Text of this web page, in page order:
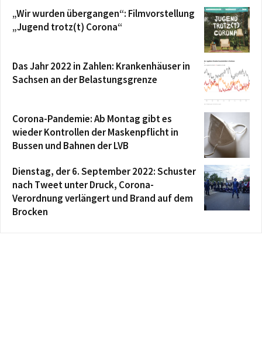
„Wir wurden übergangen“: Filmvorstellung
„Jugend trotz(t) Corona“
Das Jahr 2022 in Zahlen: Krankenhäuser in
Sachsen an der Belastungsgrenze
Corona-Pandemie: Ab Montag gibt es
wieder Kontrollen der Maskenpflicht in
Bussen und Bahnen der LVB
Dienstag, der 6. September 2022: Schuster
nach Tweet unter Druck, Corona-
Verordnung verlängert und Brand auf dem
Brocken